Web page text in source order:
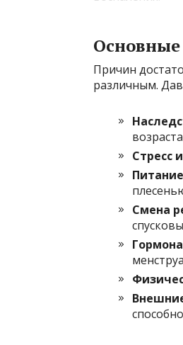
Причин
различным.
Стресс
Питание
Смена